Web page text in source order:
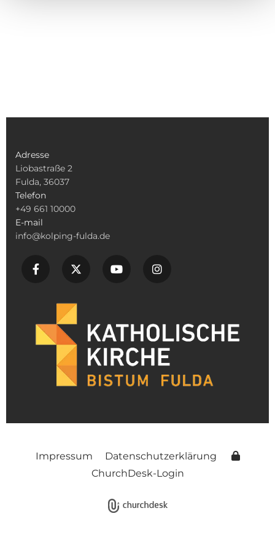
Adresse
Liobastraße 2
Fulda, 36037
Telefon
+49 661 10000
E-mail
info@kolping-fulda.de
Impressum
Datenschutzerklärung
ChurchDesk-Login